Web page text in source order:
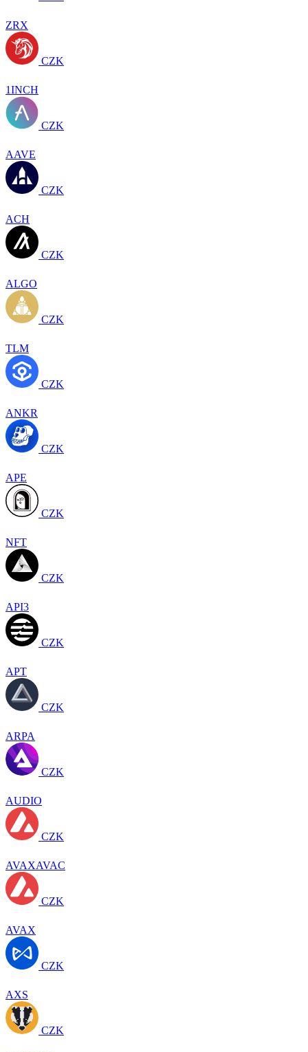
ZRX
CZK
1INCH
CZK
AAVE
CZK
ACH
CZK
ALGO
CZK
TLM
CZK
ANKR
CZK
APE
CZK
NFT
CZK
API3
CZK
APT
CZK
ARPA
CZK
AUDIO
CZK
AVAXAVAC
CZK
AVAX
CZK
AXS
CZK